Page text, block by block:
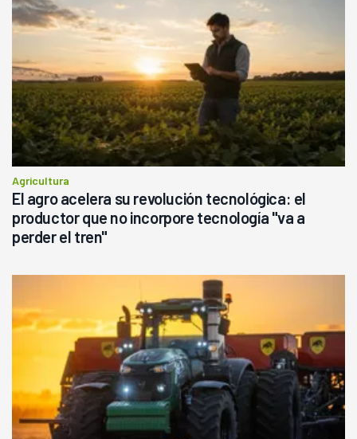
Agricultura
El agro acelera su revolución tecnológica: el
productor que no incorpore tecnología "va a
perder el tren"